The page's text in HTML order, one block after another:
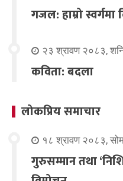
गजल: हाम्रो
२३ श्रावण २०८३,
कविता: बदला
लोकप्रिय समाचार
१८ श्रावण २०८३,
गुरुसम्मान तथा